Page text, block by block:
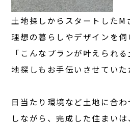
土地探しからスタートしたM
理想の暮らしやデザインを
「こんなプランが叶えられ
地探しもお手伝いさせていた
日当たり環境など土地に合
しながら、完成した住まい